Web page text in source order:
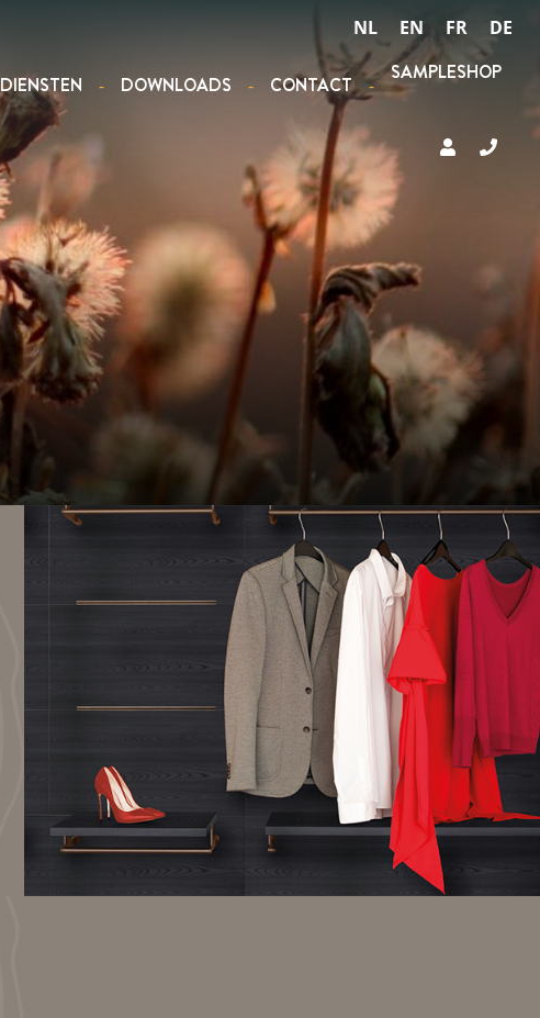
NL EN FR DE
DIENSTEN DOWNLOADS CONTACT
SAMPLESHOP